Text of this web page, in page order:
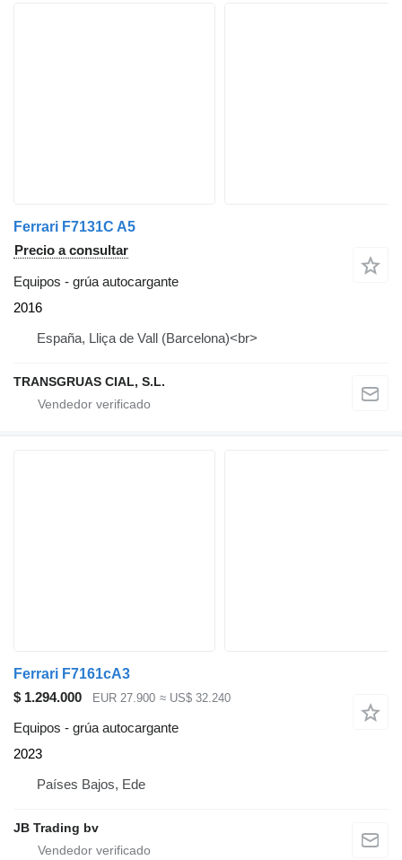
Ferrari F7131C A5
Precio a consultar
Equipos - grúa autocargante
2016
España, Lliça de Vall (Barcelona)<br>
TRANSGRUAS CIAL, S.L.
Ferrari F7161cA3
$ 1.294.000
EUR 27.900 ≈ US$ 32.240
Equipos - grúa autocargante
2023
Países Bajos, Ede
JB Trading bv